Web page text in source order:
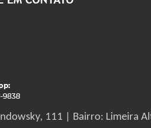
111 | Bairro: Limeira